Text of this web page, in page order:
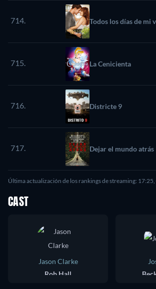
714. Todos los días de mi
715. La Cenicienta
716. Districte 9
717. Dejar el mundo atrás
Última actualización de los rankings de streaming:
CAST
Jason Clarke
Rob Hall